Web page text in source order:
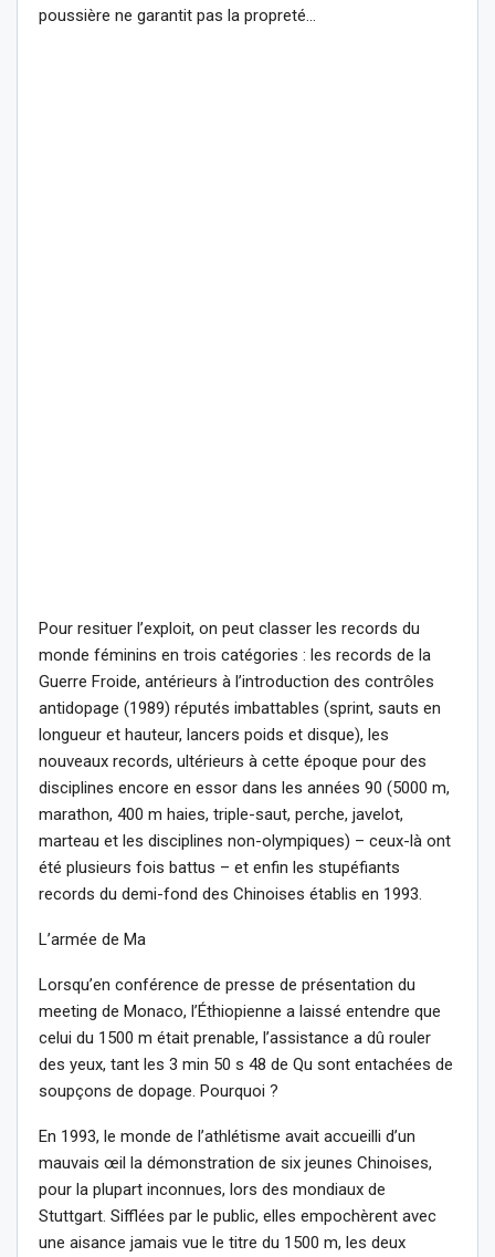
poussière ne garantit pas la propreté…
Pour resituer l’exploit, on peut classer les records du
monde féminins en trois catégories : les records de la
Guerre Froide, antérieurs à l’introduction des contrôles
antidopage (1989) réputés imbattables (sprint, sauts en
longueur et hauteur, lancers poids et disque), les
nouveaux records, ultérieurs à cette époque pour des
disciplines encore en essor dans les années 90 (5000 m,
marathon, 400 m haies, triple-saut, perche, javelot,
marteau et les disciplines non-olympiques) – ceux-là ont
été plusieurs fois battus – et enfin les stupéfiants
records du demi-fond des Chinoises établis en 1993.
L’armée de Ma
Lorsqu’en conférence de presse de présentation du
meeting de Monaco, l’Éthiopienne a laissé entendre que
celui du 1500 m était prenable, l’assistance a dû rouler
des yeux, tant les 3 min 50 s 48 de Qu sont entachées de
soupçons de dopage. Pourquoi ?
En 1993, le monde de l’athlétisme avait accueilli d’un
mauvais œil la démonstration de six jeunes Chinoises,
pour la plupart inconnues, lors des mondiaux de
Stuttgart. Sifflées par le public, elles empochèrent avec
une aisance jamais vue le titre du 1500 m, les deux